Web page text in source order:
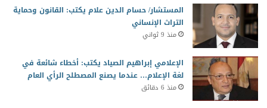
المستشار/ حسام الدين علام يكتب: القانون وحماية
التراث الإنساني
منذ 9 ثواني
الإعلامي إبراهيم الصياد يكتب: أخطاء شائعة في
لغة الإعلام… عندما يصنع المصطلح الرأي العام
منذ 6 دقائق